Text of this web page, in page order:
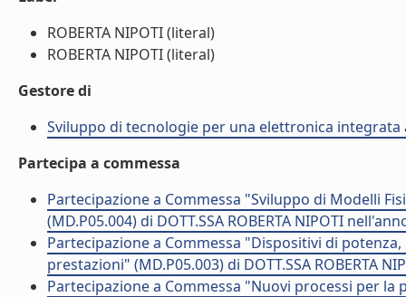
ROBERTA NIPOTI (literal)
ROBERTA NIPOTI (literal)
Gestore di
Sviluppo di tecnologie per una elettronica integrata
Partecipa a commessa
Partecipazione a Commessa "Sviluppo di Modelli
(MD.P05.004) di DOTT.SSA ROBERTA NIPOTI
Partecipazione a Commessa "Dispositivi di
prestazioni" (MD.P05.003) di DOTT.SSA ROBERTA
Partecipazione a Commessa "Nuovi processi per